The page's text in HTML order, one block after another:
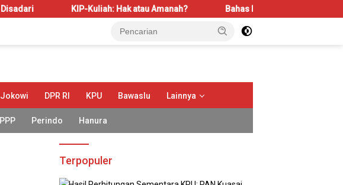
KIP-Kuliah: Hak atau Amanah? Bahas LBS dan LP2B, REI Kalbar Dorong
Jokowi DPR RI KPU Bawaslu Lainnya
PPP Perindo Hanura
Terpopuler